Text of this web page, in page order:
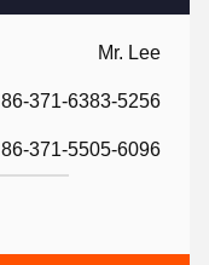
Mr. Lee
86-371-6383-5256
86-371-5505-6096